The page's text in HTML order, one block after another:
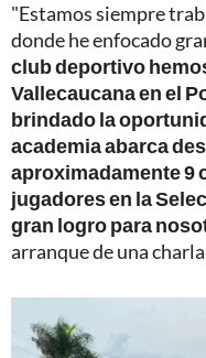
"Estamos siempre
donde he enfocado
club deportivo
Vallecaucana en el
brindado la
academia abarca
aproximadamente 9
jugadores en la
gran logro para
arranque de una